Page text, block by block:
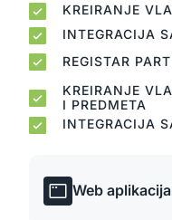
KREIRANJE
INTEGRACIJA
REGISTAR
KREIRANJE
I PREDMETA
INTEGRACIJA
Web aplikacija